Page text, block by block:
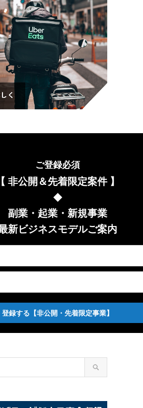
ご登録必須
【 非公開＆先着限定案件 】
◆
副業 ・起業・新規事業
新ビジネスモデルご案内
登録する【非公開・先着限定事業】